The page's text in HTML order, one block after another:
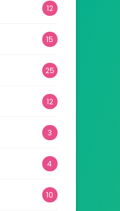
12
15
25
12
3
4
10